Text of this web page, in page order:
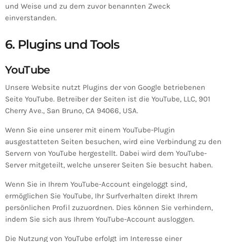
und Weise und zu dem zuvor benannten Zweck
einverstanden.
6. Plugins und Tools
YouTube
Unsere Website nutzt Plugins der von Google betriebenen
Seite YouTube. Betreiber der Seiten ist die YouTube, LLC, 901
Cherry Ave., San Bruno, CA 94066, USA.
Wenn Sie eine unserer mit einem YouTube-Plugin
ausgestatteten Seiten besuchen, wird eine Verbindung zu den
Servern von YouTube hergestellt. Dabei wird dem YouTube-
Server mitgeteilt, welche unserer Seiten Sie besucht haben.
Wenn Sie in Ihrem YouTube-Account eingeloggt sind,
ermöglichen Sie YouTube, Ihr Surfverhalten direkt Ihrem
persönlichen Profil zuzuordnen. Dies können Sie verhindern,
indem Sie sich aus Ihrem YouTube-Account ausloggen.
Die Nutzung von YouTube erfolgt im Interesse einer